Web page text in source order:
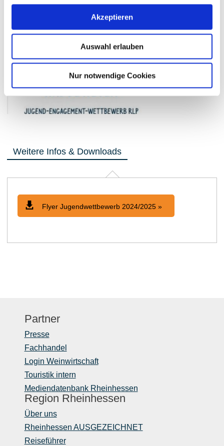
Akzeptieren
Auswahl erlauben
Nur notwendige Cookies
Weitere Infos & Downloads
Flyer Jugendwettbewerb 2024/2025 »
Partner
Presse
Fachhandel
Login Weinwirtschaft
Touristik intern
Mediendatenbank Rheinhessen
Region Rheinhessen
Über uns
Rheinhessen AUSGEZEICHNET
Reiseführer